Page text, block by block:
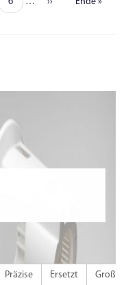
Präzise Ersetzt Groß